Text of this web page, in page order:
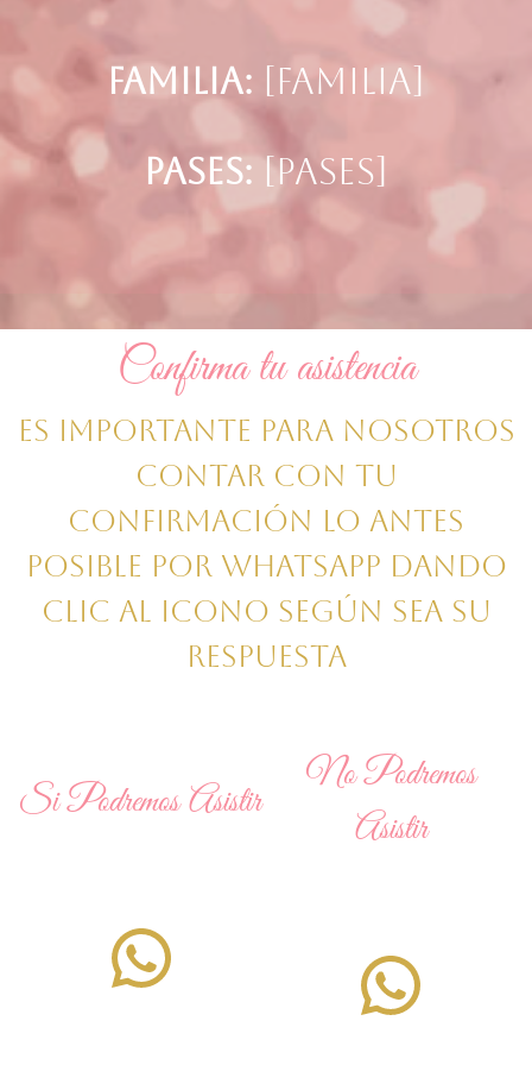
c
t
i
n
s
e
Familia: [Familia]
Pases: [Pases]
a
o
e
a
s
m
Confirma tu asistencia
Es importante para nosotros
contar con tu
confirmación lo antes
posible por WhatsApp dando
clic al icono según sea su
respuesta
Si Podremos Asistir
WhatsApp
No Podremos
Asistir
WhatsApp